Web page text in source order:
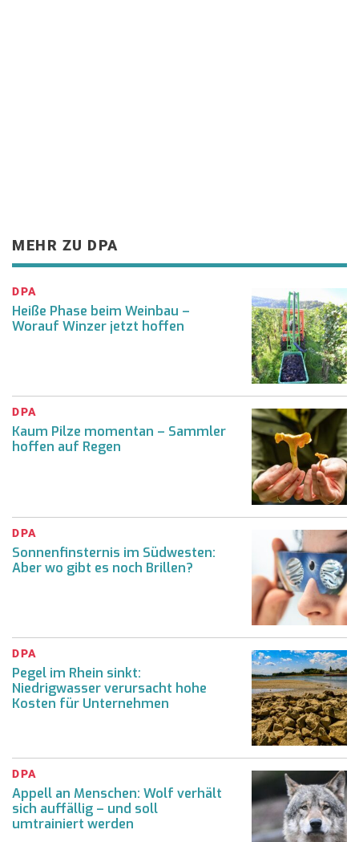
MEHR ZU DPA
DPA
Heiße Phase beim Weinbau –
Worauf Winzer jetzt hoffen
DPA
Kaum Pilze momentan – Sammler
hoffen auf Regen
DPA
Sonnenfinsternis im Südwesten:
Aber wo gibt es noch Brillen?
DPA
Pegel im Rhein sinkt:
Niedrigwasser verursacht hohe
Kosten für Unternehmen
DPA
Appell an Menschen: Wolf verhält
sich auffällig – und soll
umtrainiert werden